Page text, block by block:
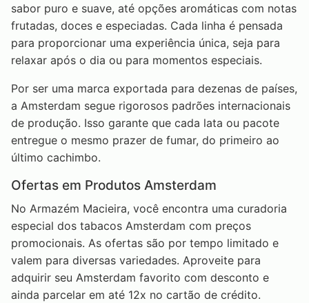
sabor puro e suave, até opções aromáticas com notas
frutadas, doces e especiadas. Cada linha é pensada
para proporcionar uma experiência única, seja para
relaxar após o dia ou para momentos especiais.
Por ser uma marca exportada para dezenas de países,
a Amsterdam segue rigorosos padrões internacionais
de produção. Isso garante que cada lata ou pacote
entregue o mesmo prazer de fumar, do primeiro ao
último cachimbo.
Ofertas em Produtos Amsterdam
No Armazém Macieira, você encontra uma curadoria
especial dos tabacos Amsterdam com preços
promocionais. As ofertas são por tempo limitado e
valem para diversas variedades. Aproveite para
adquirir seu Amsterdam favorito com desconto e
ainda parcelar em até 12x no cartão de crédito.